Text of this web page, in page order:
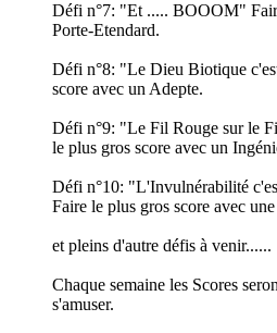
Défi n°7: "Et ..... BOOOM"
Porte-Etendard.
Défi n°8: "Le Dieu Biotique
score avec un Adepte.
Défi n°9: "Le Fil Rouge sur le
le plus gros score avec un
Défi n°10: "L'Invulnérabilité
Faire le plus gros score avec
et pleins d'autre défis à venir......
Chaque semaine les Scores
s'amuser.